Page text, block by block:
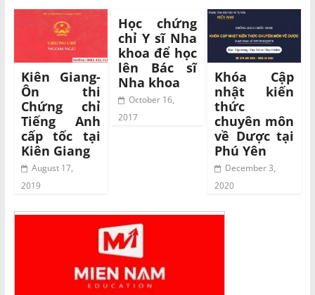
Kiên Giang-
Ôn thi
Chứng chỉ
Tiếng Anh
cấp tốc tại
Kiên Giang
August 17,
2019
Học chứng
chỉ Y sĩ Nha
khoa để học
lên Bác sĩ
Nha khoa
October 16,
2017
Khóa Cập
nhật kiến
thức
chuyên môn
về Dược tại
Phú Yên
December 3,
2020